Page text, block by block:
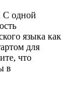
С одной
языка как
для
что
в